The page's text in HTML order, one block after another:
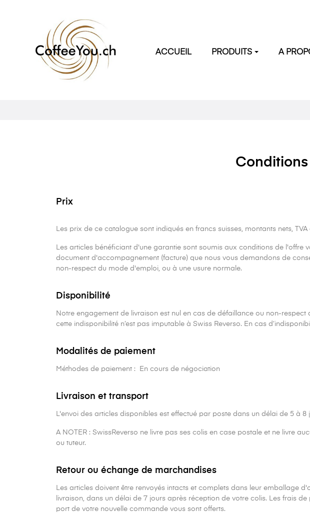
ACCUEIL PRODUITS A
Prix
Les prix de ce catalogue sont indiqués en francs suisses, montants nets,
Les articles bénéficiant d'une garantie sont soumis aux conditions de
document d'accompagnement (facture) que nous vous demandons de
non-respect du mode d'emploi, ou à une usure normale.
Disponibilité
Notre engagement de livraison est nul en cas de défaillance ou non-
cette indisponibilité n’est pas imputable à Swiss Reverso. En cas
Modalités de paiement
Méthodes de paiement : En cours de négociation
Livraison et transport
L'envoi des articles disponibles est effectué par poste dans un délai de 5 à
A NOTER : SwissReverso ne livre pas ses colis en case postale et ne livre
ou tuteur.
Retour ou échange de marchandises
Les articles doivent être renvoyés intacts et complets dans leur emballage
livraison, dans un délai de 7 jours après réception de votre colis. Les frais
port de votre nouvelle commande vous sont offerts.